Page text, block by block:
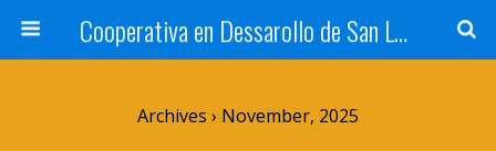
Cooperativa en Dessarollo de San Luis
Archives › November, 2025